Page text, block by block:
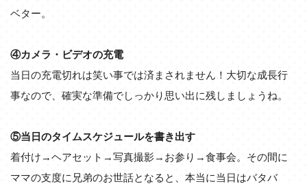
ベター。
④カメラ・ビデオの充電
当日の充電切れは笑い事では済まされません！大切な成長行
事なので、確実な準備でしっかり思い出に残しましょうね。
⑤当日のタイムスケジュールを書き出す
着付け→ヘアセット→写真撮影→お参り→食事会。その間に
ママの支度に兄弟のお世話となると、本当に当日はバタバ